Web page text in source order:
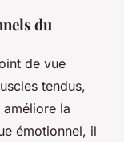
du
de vue
tendus,
améliore la
émotionnel, il